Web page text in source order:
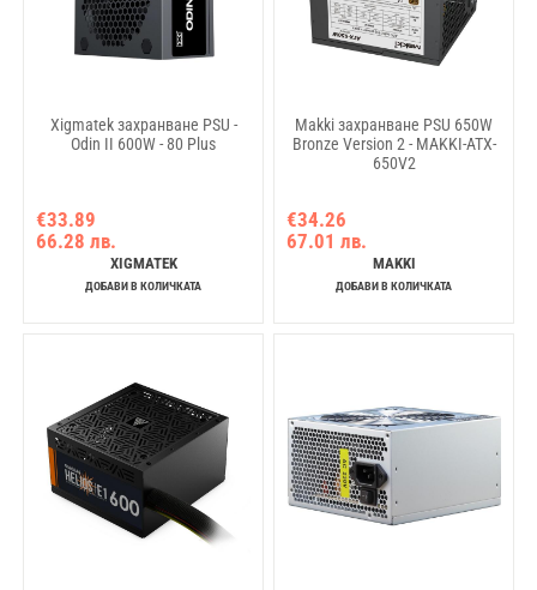
Xigmatek захранване PSU -
Odin II 600W - 80 Plus
€33.89
66.28 лв.
XIGMATEK
ДОБАВИ В КОЛИЧКАТА
Makki захранване PSU 650W
Bronze Version 2 - MAKKI-ATX-
650V2
€34.26
67.01 лв.
MAKKI
ДОБАВИ В КОЛИЧКАТА